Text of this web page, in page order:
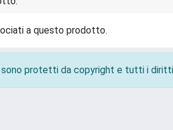
a questo prodotto.
protetti da copyright e tutti i